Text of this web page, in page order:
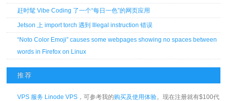
赶时髦 Vibe Coding 了一个“每日一色”的网页应用
Jetson 上 import torch 遇到 Illegal instruction 错误
“Noto Color Emoji” causes some webpages showing no spaces between
words in Firefox on Linux
推荐
VPS 服务 Linode VPS ，可参考我的购买及使用体验。现在注册就有$100代